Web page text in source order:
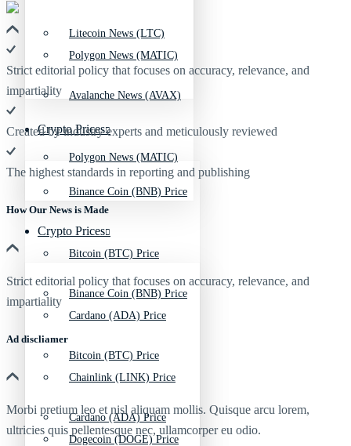
Polygon News (MATIC)
Crypto Prices
Binance Coin (BNB) Price
Bitcoin (BTC) Price
Cardano (ADA) Price
Chainlink (LINK) Price
Dogecoin (DOGE) Price
Litecoin News (LTC)
Avalanche News (AVAX)
Polygon News (MATIC)
Crypto Prices
Binance Coin (BNB) Price
Bitcoin (BTC) Price
Cardano (ADA) Price
Strict editorial policy that focuses on accuracy, relevance, and
impartiality
Created by industry experts and meticulously reviewed
The highest standards in reporting and publishing
How Our News is Made
Strict editorial policy that focuses on accuracy, relevance, and
impartiality
Ad discliamer
Morbi pretium leo et nisl aliquam mollis. Quisque arcu lorem,
ultricies quis pellentesque nec, ullamcorper eu odio.